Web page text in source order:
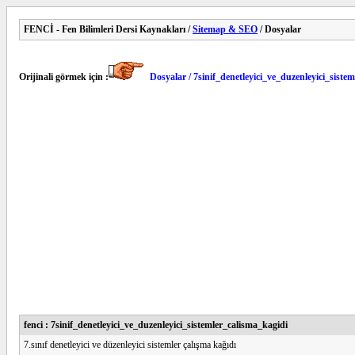
FENCİ - Fen Bilimleri Dersi Kaynakları /Sitemap & SEO / Dosyalar
Orijinali görmek için : Dosyalar /
fenci : 7sinif_denetleyici_ve_duzenleyici_sistemler_calisma_kagidi
7.sınıf denetleyici ve düzenleyici sistemler çalışma kağıdı